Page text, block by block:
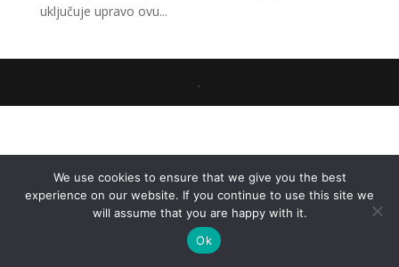
uključuje upravo ovu...
.
We use cookies to ensure that we give you the best
experience on our website. If you continue to use this site we
will assume that you are happy with it.
Ok